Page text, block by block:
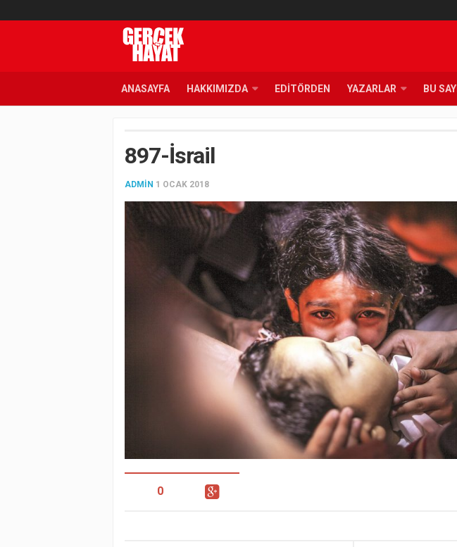
ANASAYFA HAKKIMIZDA EDITÖRDEN YAZARLAR BU SAYI
897-İsrail
ADMIN 1 OCAK 2018
0